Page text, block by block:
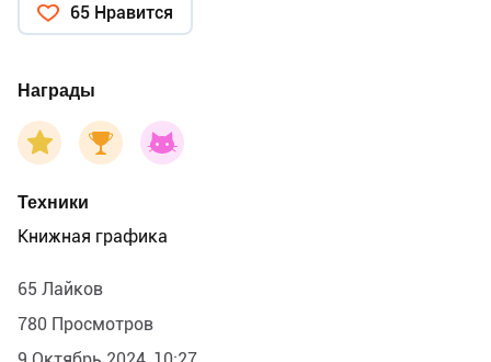
65 Нравится
Награды
Техники
Книжная графика
65 Лайков
780 Просмотров